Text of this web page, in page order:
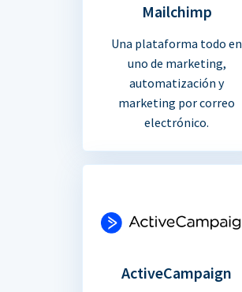
Mailchimp
Una plataforma todo en
uno de marketing,
automatización y
marketing por correo
electrónico.
ActiveCampaign